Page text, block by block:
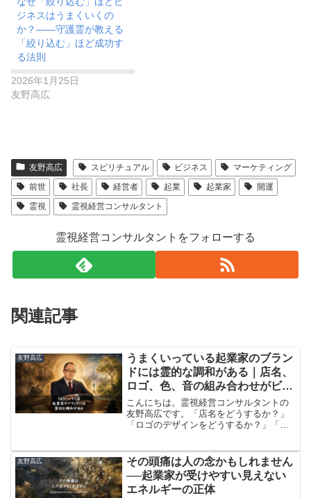
ジネスはうまくいくの
か？——守護霊が教える
「絞り込む」ほど成功す
る法則
2026年1月25日
友野高広
友野高広 スピリチュアル ビジネス
マーケティング
前世
社長 経営者 起業 起業家
開運
霊視
霊視経営コンサルタント
霊視経営コンサルタントをフォローする
関連記事
友野高広
​うまくいっている起業家のブラン
ドには霊的な調和がある｜店名、
ロゴ、色、音の組み合わせがビジ
ネスの”氣”を決めている
​こんにちは。​霊視経営コンサルタントの
友野高広です。​​「店名をどうするか？」​
「ロゴのデザインをどうするか？」​「キ
ビジネスを始めるとき、こうした要素を
ひ...
友野高広
その頭痛は人の念かもしれません
──起業家が受けやすい見えない
エネルギーの正体